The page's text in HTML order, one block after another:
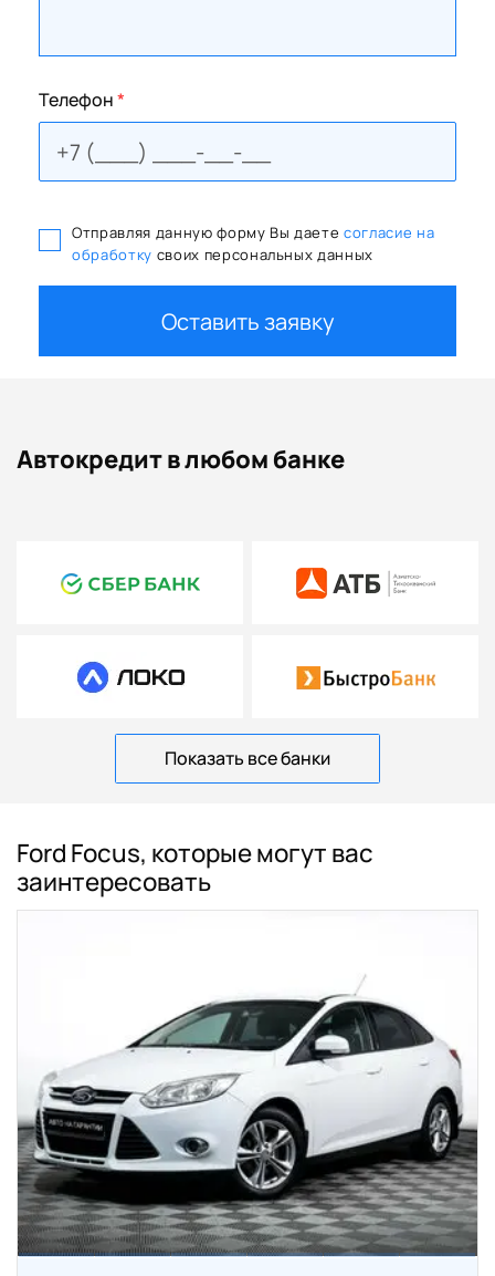
Телефон*
Отправляя данную форму Вы даете согласие на
обработку своих персональных данных
Оставить заявку
Автокредит в любом банке
Показать все банки
Ford Focus, которые могут вас
заинтересовать